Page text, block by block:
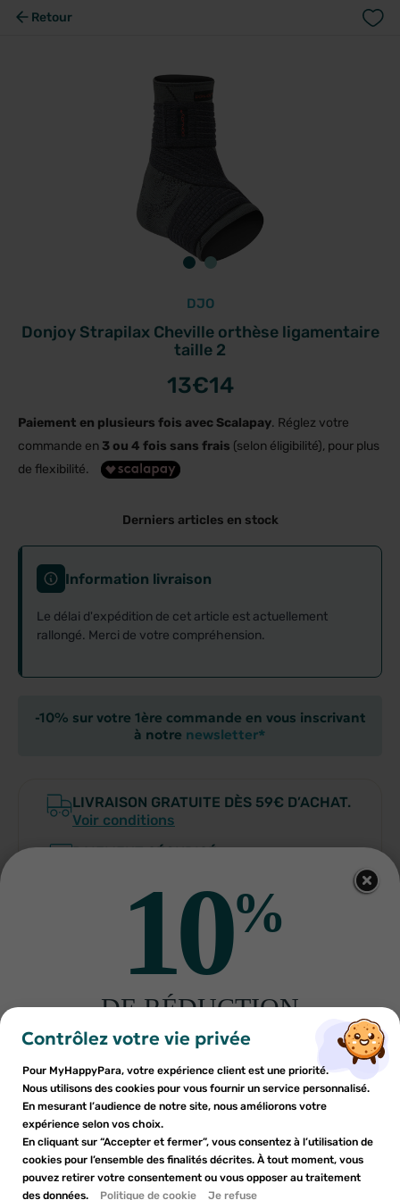
Retour
DJO
Donjoy Strapilax Cheville orthèse ligamentaire
taille 2
13€14
Paiement en plusieurs fois avec Scalapay. Réglez votre
commande en 3 ou 4 fois sans frais (selon éligibilité), pour plus
de flexibilité.
Derniers articles en stock
Information livraison
Le délai d'expédition de cet article est actuellement
rallongé. Merci de votre compréhension.
-10% sur votre 1ère commande en vous inscrivant
à notre newsletter*
LIVRAISON GRATUITE DÈS 59€ D’ACHAT.
Voir conditions
PAIEMENT SÉCURISÉ
PARAPHARMACIE FRANÇAISE
Indications
Conditions d'utilisation
Composition
Ajouter à ma liste d'envies ×
add_circle_outline
Créer une nouvelle liste
×
Nom de la liste d'envies
Annuler
Créer une liste d'envies
×
Vous devez être connecté pour ajouter des produits à votre
liste d'envies.
Annuler
Connexion
Contrôlez votre vie privée
Pour MyHappyPara, votre expérience client est une priorité.
Nous utilisons des cookies pour vous fournir un service personnalisé.
En mesurant l’audience de notre site, nous améliorons votre
expérience selon vos choix.
En cliquant sur “Accepter et fermer”, vous consentez à l’utilisation de
cookies pour l’ensemble des finalités décrites. À tout moment, vous
pouvez retirer votre consentement ou vous opposer au traitement
des données.
Politique de cookie Je refuse
10%
DE RÉDUCTION
sur votre première commande
Inscrivez-vous à notre newsletter et profitez
d'une réduction sur votre première commande*
En soumettant ce formulaire, j'accepte que les